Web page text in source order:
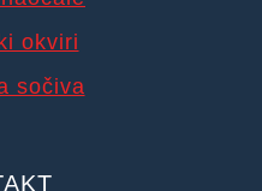
okviri
sočiva